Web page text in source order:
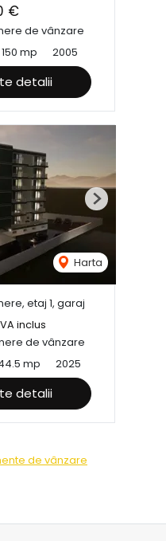
€
de vânzare
150 mp 2005
detalii
Harta
Next
etaj 1, garaj
inclus
de vânzare
mp 2025
detalii
de vânzare